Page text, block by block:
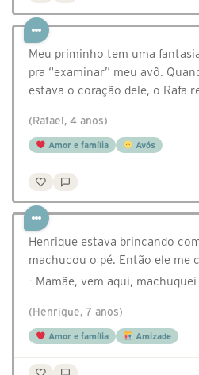
Meu priminho tem uma
pra “examinar” meu avô.
estava o coração dele, o Rafa
(Rafael, 4 anos)
Amor e família Avós
Henrique estava brincando
machucou o pé. Então ele me
- Mamãe, vem aqui,
(Henrique, 7 anos)
Amor e família Amizade